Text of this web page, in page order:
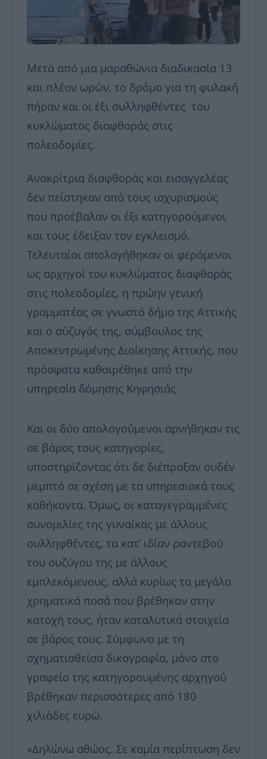
Μετά από μια μαραθώνια διαδικασία 13
και πλέον ωρών, το δρόμο για τη φυλακή
πήραν και οι έξι συλληφθέντες του
κυκλώματος διαφθοράς στις
πολεοδομίες.
Ανακρίτρια διαφθοράς και εισαγγελέας
δεν πείστηκαν από τους ισχυρισμούς
που προέβαλαν οι έξι κατηγορούμενοι
και τους έδειξαν τον εγκλεισμό.
Τελευταίοι απολογήθηκαν οι φερόμενοι
ως αρχηγοί του κυκλώματος διαφθοράς
στις πολεοδομίες, η πρώην γενική
γραμματέας σε γνωστό δήμο της Αττικής
και ο σύζυγός της, σύμβουλος της
Αποκεντρωμένης Διοίκησης Αττικής, που
πρόσφατα καθαιρέθηκε από την
υπηρεσία δόμησης Κηφησιάς.
Και οι δύο απολογούμενοι αρνήθηκαν τις
σε βάρος τους κατηγορίες,
υποστηρίζοντας ότι δε διέπραξαν ουδέν
μεμπτό σε σχέση με τα υπηρεσιακά τους
καθήκοντα. Όμως, οι καταγεγραμμένες
συνομιλίες της γυναίκας με άλλους
συλληφθέντες, τα κατ’ ιδίαν ραντεβού
του συζύγου της με άλλους
εμπλεκόμενους, αλλά κυρίως τα μεγάλα
χρηματικά ποσά που βρέθηκαν στην
κατοχή τους, ήταν καταλυτικά στοιχεία
σε βάρος τους. Σύμφωνα με τη
σχηματισθείσα δικογραφία, μόνο στο
γραφείο της κατηγορουμένης αρχηγού
βρέθηκαν περισσότερες από 180
χιλιάδες ευρώ.
«Δηλώνω αθώος. Σε καμία περίπτωση δεν